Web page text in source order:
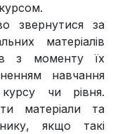
звернутися за
матеріалів
з моменту їх
навчання
чи рівня.
матеріали та
якщо такі